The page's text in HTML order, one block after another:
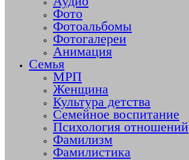
Фото
Фотоальбомы
Фотогалереи
Анимация
Семья
МРП
Женщина
Культура детства
Семейное воспитание
Психология отношений
Фамилизм
Фамилистика